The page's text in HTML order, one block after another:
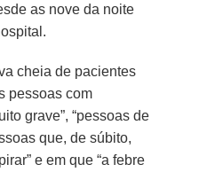
as nove da noite
cheia de pacientes
pessoas com
grave”, “pessoas de
que, de súbito,
e em que “a febre